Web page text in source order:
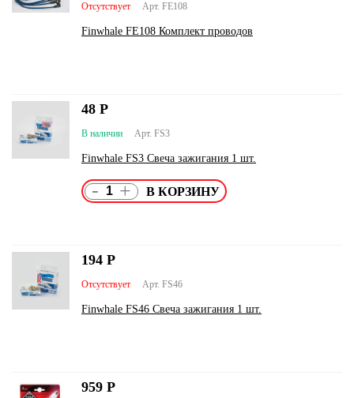
Арт. FE108
Отсутствует
Finwhale FE108 Комплект проводов
Арт. FS3
В наличии
Finwhale FS3 Свеча зажигания 1 шт.
48 Р
- +
Арт. FS46
Отсутствует
Finwhale FS46 Свеча зажигания 1 шт.
194 Р
959 Р